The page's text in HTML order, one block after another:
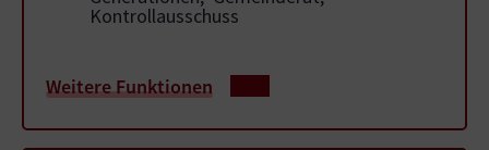
Kontrollausschuss
Weitere Funktionen